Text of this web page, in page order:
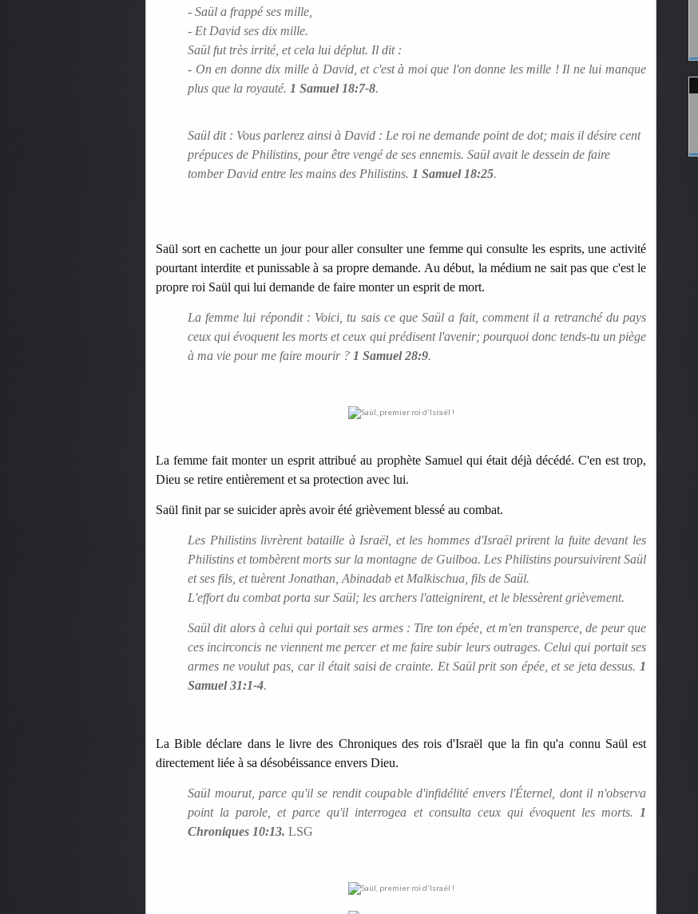
- Saül a frappé ses mille,
- Et David ses dix mille.
Saül fut très irrité, et cela lui déplut. Il dit :
- On en donne dix mille à David, et c'est à moi que l'on donne les mille ! Il ne lui manque
plus que la royauté. 1 Samuel 18:7-8.
Saül dit : Vous parlerez ainsi à David : Le roi ne demande point de dot; mais il désire cent
prépuces de Philistins, pour être vengé de ses ennemis. Saül avait le dessein de faire
tomber David entre les mains des Philistins. 1 Samuel 18:25.
Saül sort en cachette un jour pour aller consulter une femme qui consulte les esprits, une activité
pourtant interdite et punissable à sa propre demande. Au début, la médium ne sait pas que c'est le
propre roi Saül qui lui demande de faire monter un esprit de mort.
La femme lui répondit : Voici, tu sais ce que Saül a fait, comment il a retranché du pays
ceux qui évoquent les morts et ceux qui prédisent l'avenir; pourquoi donc tends-tu un piège
à ma vie pour me faire mourir ? 1 Samuel 28:9.
La femme fait monter un esprit attribué au prophète Samuel qui était déjà décédé. C'en est trop,
Dieu se retire entièrement et sa protection avec lui.
Saül finit par se suicider après avoir été grièvement blessé au combat.
Les Philistins livrèrent bataille à Israël, et les hommes d'Israël prirent la fuite devant les
Philistins et tombèrent morts sur la montagne de Guilboa. Les Philistins poursuivirent Saül
et ses fils, et tuèrent Jonathan, Abinadab et Malkischua, fils de Saül.
L'effort du combat porta sur Saül; les archers l'atteignirent, et le blessèrent grièvement.
Saül dit alors à celui qui portait ses armes : Tire ton épée, et m'en transperce, de peur que
ces incirconcis ne viennent me percer et me faire subir leurs outrages. Celui qui portait ses
armes ne voulut pas, car il était saisi de crainte. Et Saül prit son épée, et se jeta dessus. 1
Samuel 31:1-4.
La Bible déclare dans le livre des Chroniques des rois d'Israël que la fin qu'a connu Saül est
directement liée à sa désobéissance envers Dieu.
Saül mourut, parce qu'il se rendit coupable d'infidélité envers l'Éternel, dont il n'observa
point la parole, et parce qu'il interrogea et consulta ceux qui évoquent les morts.
1
Chroniques 10:13. LSG